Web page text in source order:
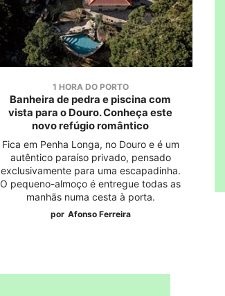
1 HORA DO PORTO
Banheira de pedra e piscina com
vista para o Douro. Conheça este
novo refúgio romântico
Fica em Penha Longa, no Douro e é um
autêntico paraíso privado, pensado
exclusivamente para uma escapadinha.
O pequeno-almoço é entregue todas as
manhãs numa cesta à porta.
por Afonso Ferreira